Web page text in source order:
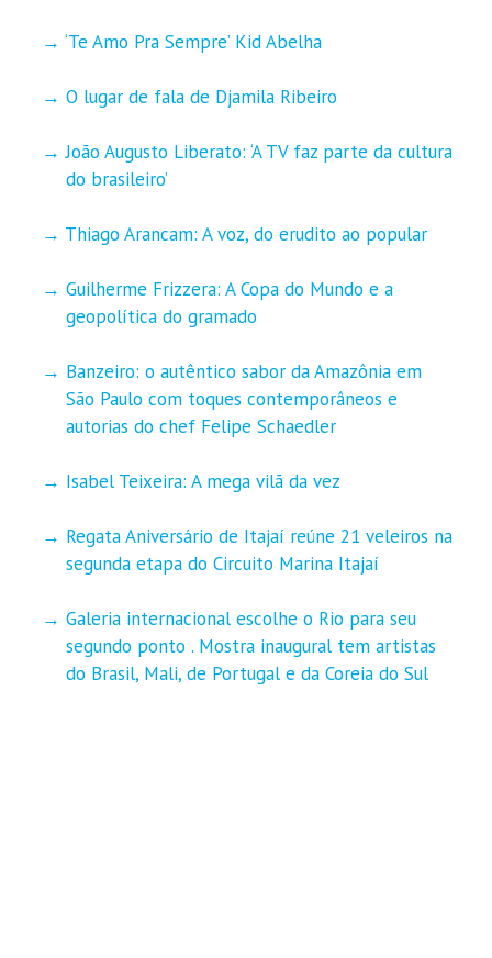
‘Te Amo Pra Sempre’ Kid Abelha
O lugar de fala de Djamila Ribeiro
João Augusto Liberato: ‘A TV faz parte da cultura
do brasileiro’
Thiago Arancam: A voz, do erudito ao popular
Guilherme Frizzera: A Copa do Mundo e a
geopolítica do gramado
Banzeiro: o autêntico sabor da Amazônia em
São Paulo com toques contemporâneos e
autorias do chef Felipe Schaedler
Isabel Teixeira: A mega vilã da vez
Regata Aniversário de Itajaí reúne 21 veleiros na
segunda etapa do Circuito Marina Itajaí
Galeria internacional escolhe o Rio para seu
segundo ponto . Mostra inaugural tem artistas
do Brasil, Mali, de Portugal e da Coreia do Sul